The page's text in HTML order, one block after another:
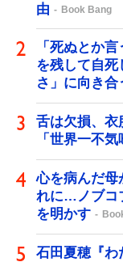
由
Book Bang
「死ぬとか
を残して自
さ」に向き合
舌は欠損、
「世界一不
心を病んだ母
れに…ノブコ
を明かす
石田夏穂『わ